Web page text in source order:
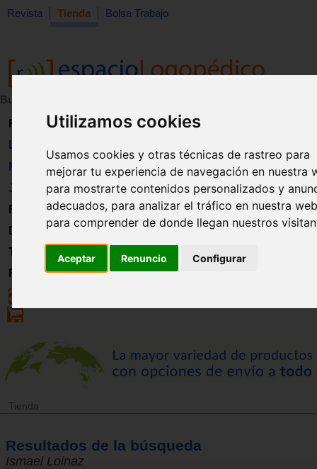
Utilizamos cookies
Usamos cookies y otras técnicas de rastreo para
mejorar tu experiencia de navegación en nuestra
para mostrarte contenidos personalizados y
adecuados, para analizar el tráfico en nuestra
para comprender de donde llegan nuestros
Aceptar Renuncio Configurar
Revista Tienda Bolsa Trabajo
Buscar:
Revista
Libros
Material
Juguetes
Formación
Directorio
Trabajo
Registro
Tienda
Resultados de la búsqueda
Ismael Loinaz